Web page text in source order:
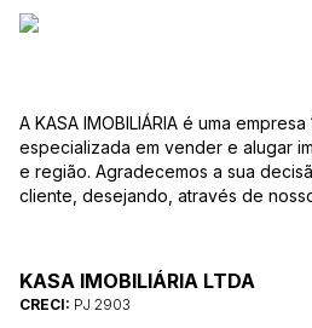
A KASA IMOBILIÁRIA é uma empresa
especializada em vender e alugar
e região. Agradecemos a sua
cliente, desejando, através de
uma equipe altamente qualificada e com a
quem atua há mais de 30 anos na
destacamos alguns diferenciais
KASA IMOBILIÁRIA LTDA
CRECI: PJ 2903